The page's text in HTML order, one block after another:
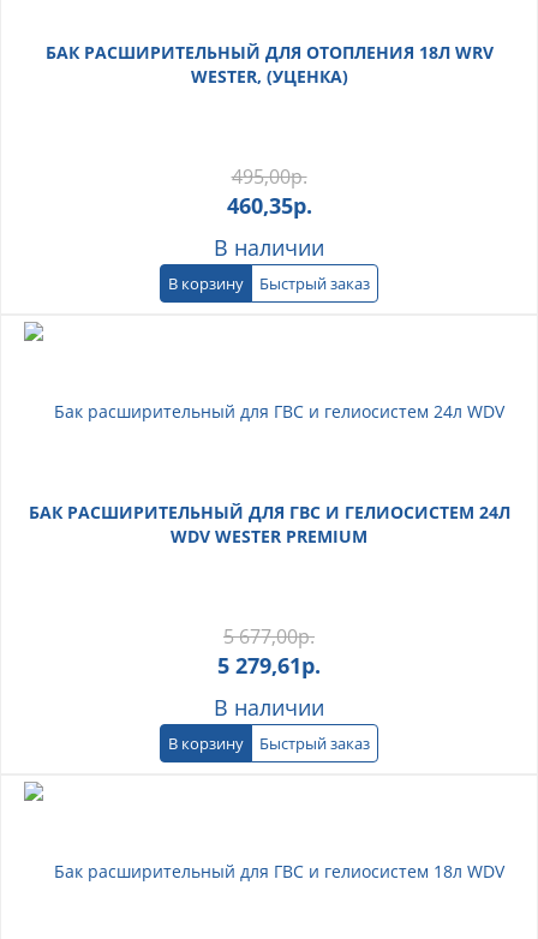
БАК РАСШИРИТЕЛЬНЫЙ ДЛЯ ОТОПЛЕНИЯ 18Л WRV
WESTER, (УЦЕНКА)
495,00р.
460,35р.
В наличии
В корзину Быстрый заказ
БАК РАСШИРИТЕЛЬНЫЙ ДЛЯ ГВС И ГЕЛИОСИСТЕМ 24Л
WDV WESTER PREMIUM
5 677,00р.
5 279,61р.
В наличии
В корзину Быстрый заказ